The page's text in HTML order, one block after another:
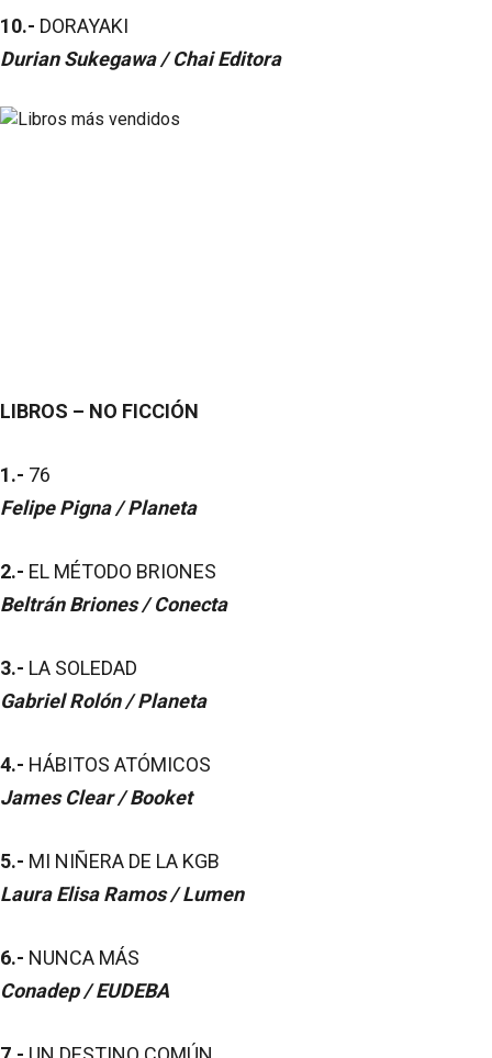
10.- DORAYAKI
Durian Sukegawa / Chai Editora
LIBROS – NO FICCIÓN
1.- 76
Felipe Pigna / Planeta
2.- EL MÉTODO BRIONES
Beltrán Briones / Conecta
3.- LA SOLEDAD
Gabriel Rolón / Planeta
4.- HÁBITOS ATÓMICOS
James Clear / Booket
5.- MI NIÑERA DE LA KGB
Laura Elisa Ramos / Lumen
6.- NUNCA MÁS
Conadep / EUDEBA